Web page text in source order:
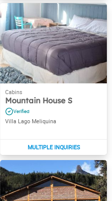
Mountain House S
Villa Lago Meliquina